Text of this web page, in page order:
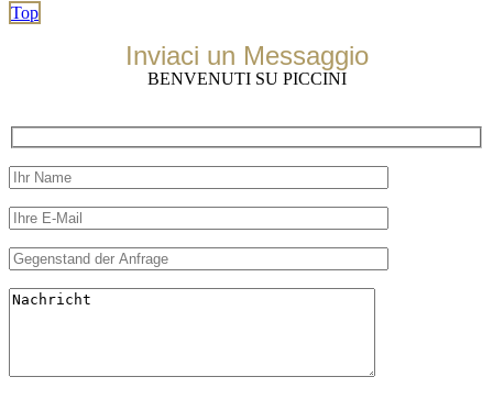
Top
Inviaci un Messaggio
BENVENUTI SU PICCINI